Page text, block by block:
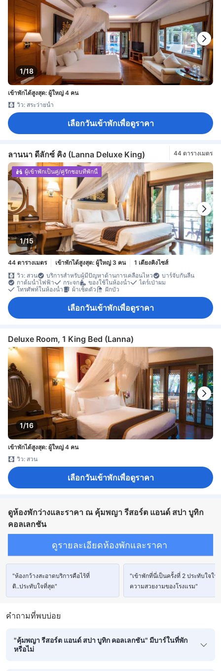
1/18
เข้าพักได้สูงสุด: ผู้ใหญ่ 4 คน
วิว: สระว่ายน้ำ
เลือกวันเข้าพักเพื่อดูราคา
ลานนา ดีลักซ์ คิง (Lanna Deluxe King) 44 ตารางเมตร
1/15
ผู้เข้าพักเป็นคู่/คู่รักชอบที่พักนี้
44 ตารางเมตร เข้าพักได้สูงสุด: ผู้ใหญ่ 3 คน
1 เตียงคิงไซส์
วิว: สวน
บริการสำหรับผู้มีปัญหาด้านการเคลื่อนไหว
บาร์จับกันลื่น
กาต้มน้ำไฟฟ้า
กระจก ของใช้ในห้องน้ำ
ไดร์เป่าผม
โทรศัพท์ในห้องน้ำ
ผ้าเช็ดตัว ฝักบัว
เลือกวันเข้าพักเพื่อดูราคา
Deluxe Room, 1 King Bed (Lanna)
1/16
เข้าพักได้สูงสุด: ผู้ใหญ่ 4 คน
วิว: สวน
เลือกวันเข้าพักเพื่อดูราคา
ดูห้องพักว่างและราคา ณ คุ้มพญา รีสอร์ต แอนด์ สปา บูทิก
คอลเลกชัน
ดูรายละเอียดห้องพักและราคา
"ห้องกว้างสะอาดบริการคือไร้ที่
ติ..ประทับใจที่สุด"
"เข้าพักที่นี่เป็นครั้งที่ 2 ประทับใจใน
ความสวยงามของโรงแรม"
คำถามที่พบบ่อย
"คุ้มพญา รีสอร์ต แอนด์ สปา บูทิก คอลเลกชัน" มีบาร์ในที่พัก
หรือไม่